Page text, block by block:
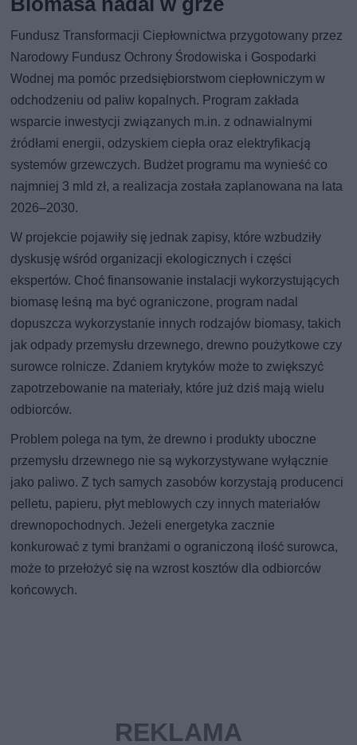
Fundusz Transformacji Ciepłownictwa przygotowany przez
Narodowy Fundusz Ochrony Środowiska i Gospodarki
Wodnej ma pomóc przedsiębiorstwom ciepłowniczym w
odchodzeniu od paliw kopalnych. Program zakłada
wsparcie inwestycji związanych m.in. z odnawialnymi
źródłami energii, odzyskiem ciepła oraz elektryfikacją
systemów grzewczych. Budżet programu ma wynieść co
najmniej 3 mld zł, a realizacja została zaplanowana na lata
2026–2030.
W projekcie pojawiły się jednak zapisy, które wzbudziły
dyskusję wśród organizacji ekologicznych i części
ekspertów. Choć finansowanie instalacji wykorzystujących
biomasę leśną ma być ograniczone, program nadal
dopuszcza wykorzystanie innych rodzajów biomasy, takich
jak odpady przemysłu drzewnego, drewno poużytkowe czy
surowce rolnicze. Zdaniem krytyków może to zwiększyć
zapotrzebowanie na materiały, które już dziś mają wielu
odbiorców.
Problem polega na tym, że drewno i produkty uboczne
przemysłu drzewnego nie są wykorzystywane wyłącznie
jako paliwo. Z tych samych zasobów korzystają producenci
pelletu, papieru, płyt meblowych czy innych materiałów
drewnopochodnych. Jeżeli energetyka zacznie
konkurować z tymi branżami o ograniczoną ilość surowca,
może to przełożyć się na wzrost kosztów dla odbiorców
końcowych.